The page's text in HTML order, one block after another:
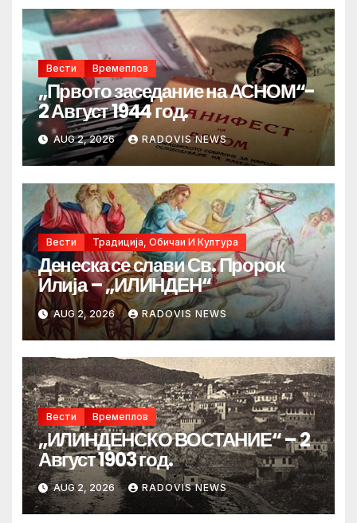
Вести Времеплов
„Првото заседание на АСНОМ“-
2 Август 1944 год.
AUG 2, 2026 RADOVIS NEWS
Вести Традиција, Обичаи И Култура
Денеска се слави Св. Пророк
Илија – „ИЛИНДЕН“
AUG 2, 2026 RADOVIS NEWS
Вести Времеплов
„ИЛИНДЕНСКО ВОСТАНИЕ“ – 2
Август 1903 год.
AUG 2, 2026 RADOVIS NEWS